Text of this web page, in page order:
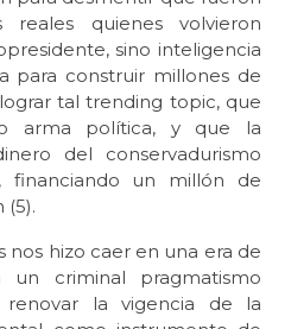
reales quienes volvieron
sino inteligencia
para construir millones de
tal trending topic, que
arma política, y que la
del conservadurismo
financiando un millón de
(5).
nos hizo caer en una era de
criminal pragmatismo
la vigencia de la